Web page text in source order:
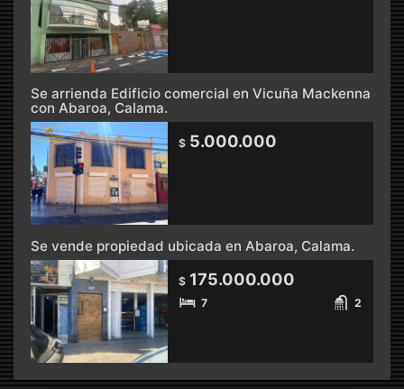
Se arrienda Edificio comercial en Vicuña Mackenna
con Abaroa, Calama.
$ 5.000.000
Se vende propiedad ubicada en Abaroa, Calama.
$ 175.000.000
7 2